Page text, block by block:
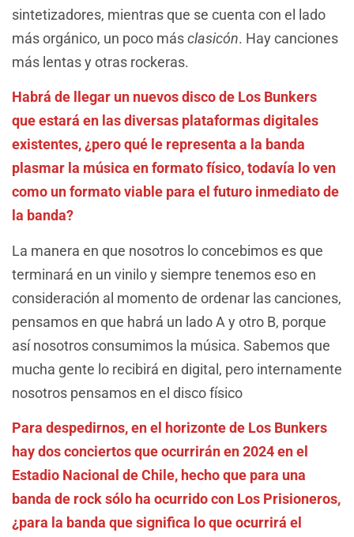
sintetizadores, mientras que se cuenta con el lado
más orgánico, un poco másclasicón. Hay canciones
más lentas y otras rockeras.
Habrá de llegar un nuevos disco de Los Bunkers
que estará en las diversas plataformas digitales
existentes, ¿pero qué le representa a la banda
plasmar la música en formato físico, todavía lo ven
como un formato viable para el futuro inmediato de
la banda?
La manera en que nosotros lo concebimos es que
terminará en un vinilo y siempre tenemos eso en
consideración al momento de ordenar las canciones,
pensamos en que habrá un lado A y otro B, porque
así nosotros consumimos la música. Sabemos que
mucha gente lo recibirá en digital, pero internamente
nosotros pensamos en el disco físico
Para despedirnos, en el horizonte de Los Bunkers
hay dos conciertos que ocurrirán en 2024 en el
Estadio Nacional de Chile, hecho que para una
banda de rock sólo ha ocurrido con Los Prisioneros,
¿para la banda que significa lo que ocurrirá el